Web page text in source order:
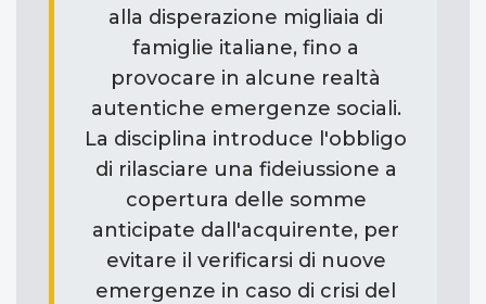
alla disperazione migliaia di
famiglie italiane, fino a
provocare in alcune realtà
autentiche emergenze sociali.
La disciplina introduce l'obbligo
di rilasciare una fideiussione a
copertura delle somme
anticipate dall'acquirente, per
evitare il verificarsi di nuove
emergenze in caso di crisi del